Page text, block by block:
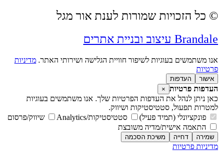
© כל הזכויות שמורות לענת אור מגל
Brandale עיצוב ובניית אתרים
אנו משתמשים בעוגיות לשיפור חוויית הגלישה ושירותי האתר. מדיניות
פרטיות
אישור העדפות
העדפות פרטיות ×
כאן ניתן לנהל את העדפות הפרטיות שלך. אנו משתמשים בעוגיות
למטרות תפעול, סטטיסטיקות ושיווק.
פונקציונלי (תמיד פעיל)
סטטיסטיקות/Analytics
שיווק/פרסום
התאמה אישית/מדיה משובצת
שמירה דחייה משיכת הסכמה
מדיניות פרטיות